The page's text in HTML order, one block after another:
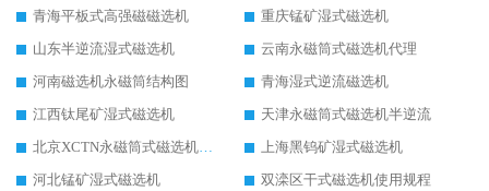
青海平板式高强磁磁选机
重庆锰矿湿式磁选机
山东半逆流湿式磁选机
云南永磁筒式磁选机代理
河南磁选机永磁筒结构图
青海湿式逆流磁选机
江西钛尾矿湿式磁选机
天津永磁筒式磁选机半逆流
北京XCTN永磁筒式磁选机磁块位置
上海黑钨矿湿式磁选机
河北锰矿湿式磁选机
双滦区干式磁选机使用规程